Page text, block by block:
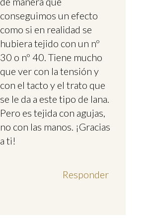
conseguimos un efecto
como si en realidad se
hubiera tejido con un nº
30 o nº 40. Tiene mucho
que ver con la tensión y
con el tacto y el trato que
se le da a este tipo de lana.
Pero es tejida con agujas,
no con las manos. ¡Gracias
a ti!
Responder